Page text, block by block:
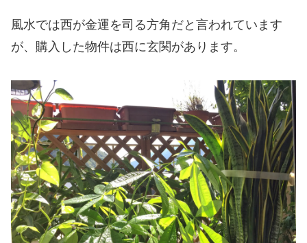
風水では西が金運を司る方角だと言われています
が、購入した物件は西に玄関があります。